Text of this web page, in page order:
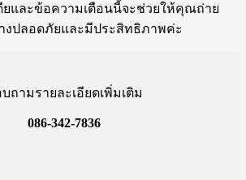
ยและข้อความเตือนนี้จะช่วยให้คุณถ่าย
งปลอดภัยและมีประสิทธิภาพค่ะ
ถามรายละเอียดเพิ่มเติม
086-342-7836